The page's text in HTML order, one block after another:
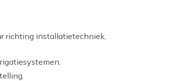
richting installatietechniek,